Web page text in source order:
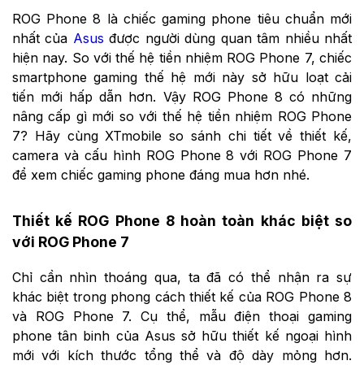
ROG Phone 8 là chiếc gaming phone tiêu chuẩn mới
nhất của Asus được người dùng quan tâm nhiều nhất
hiện nay. So với thế hệ tiền nhiệm ROG Phone 7, chiếc
smartphone gaming thế hệ mới này sở hữu loạt cải
tiến mới hấp dẫn hơn. Vậy ROG Phone 8 có những
nâng cấp gì mới so với thế hệ tiền nhiệm ROG Phone
7? Hãy cùng XTmobile so sánh chi tiết về thiết kế,
camera và cấu hình ROG Phone 8 với ROG Phone 7
để xem chiếc gaming phone đáng mua hơn nhé.
Thiết kế ROG Phone 8 hoàn toàn khác biệt so
với ROG Phone 7
Chỉ cần nhìn thoáng qua, ta đã có thể nhận ra sự
khác biệt trong phong cách thiết kế của ROG Phone 8
và ROG Phone 7. Cụ thể, mẫu điện thoại gaming
phone tân binh của Asus sở hữu thiết kế ngoại hình
mới với kích thước tổng thể và độ dày mỏng hơn.